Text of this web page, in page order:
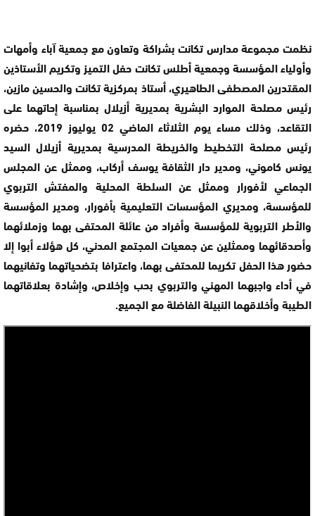
نظمت مجموعة مدارس تكانت بشراكة وتعاون مع جمعية آباء وأمهات
وأولياء المؤسسة وجمعية أطلس تكانت حفل التميز وتكريم الأستاذين
المقتدرين المصطفى الطاهيري، أستاذ بمركزية تكانت والحسين مازين،
رئيس مصلحة الموارد البشرية بمديرية أزيلال بمناسبة إحاتهما على
التقاعد، وذلك مساء يوم الثلاثاء الماضي 02 يوليوز 2019، حضره
رئيس مصلحة التخطيط والخريطة المدرسية بمديرية أزيلال السيد
يونس كاموني، ومدير دار الثقافة يوسف أركاب، وممثل عن المجلس
الجماعي لأفورار وممثل عن السلطة المحلية والمفتش التربوي
للمؤسسة، ومديري المؤسسات التعليمية بأفورار، ومدير المؤسسة
والأطر التربوية للمؤسسة وأفراد من عائلة المحتفى بهما وزملائهما
وأصدقائهما وممثلين عن جمعيات المجتمع المدني، كل هؤلاء أبوا إلا
حضور هذا الحفل تكريما للمحتفى بهما، واعترافا بتضحياتهما وتفانيهما
في أداء واجبهما المهني والتربوي بحب وإخلاص، وإشادة بعلاقاتهما
الطيبة وأخلاقهما النبيلة الفاضلة مع الجميع.